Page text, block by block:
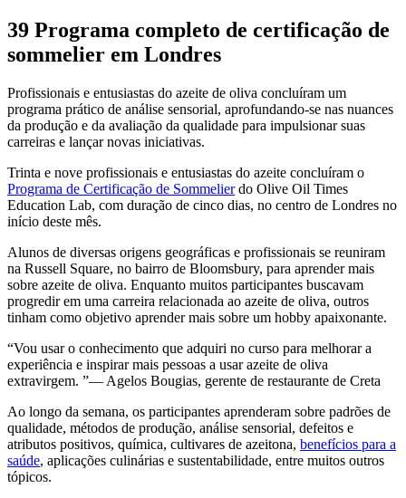
39 Programa completo de certificação de
sommelier em Londres
Profissionais e entusiastas do azeite de oliva concluíram um
programa prático de análise sensorial, aprofundando-se nas nuances
da produção e da avaliação da qualidade para impulsionar suas
carreiras e lançar novas iniciativas.
Trinta e nove profissionais e entusiastas do azeite concluíram o
Programa de Certificação de Sommelierdo Olive Oil Times
Education Lab, com duração de cinco dias, no centro de Londres no
início deste mês.
Alunos de diversas origens geográficas e profissionais se reuniram
na Russell Square, no bairro de Bloomsbury, para aprender mais
sobre azeite de oliva. Enquanto muitos participantes buscavam
progredir em uma carreira relacionada ao azeite de oliva, outros
tinham como objetivo aprender mais sobre um hobby apaixonante.
Vou usar o conhecimento que adquiri no curso para melhorar a
experiência e inspirar mais pessoas a usar azeite de oliva
extravirgem.
— Agelos Bougias, gerente de restaurante de Creta
Ao longo da semana, os participantes aprenderam sobre padrões de
qualidade, métodos de produção, análise sensorial, defeitos e
atributos positivos, química, cultivares de azeitona, benefícios para a
saúde, aplicações culinárias e sustentabilidade, entre muitos outros
tópicos.